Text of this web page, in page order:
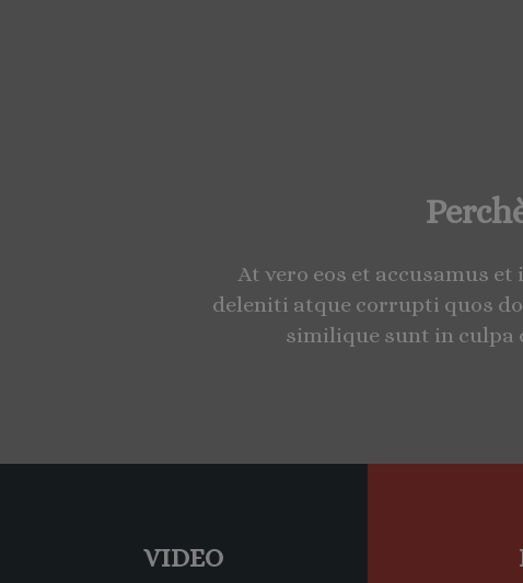
At vero eos et accusamus
deleniti atque corrupti quos
similique sunt in culpa
VIDEO